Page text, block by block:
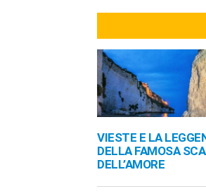
VIESTE E LA
DELLA FAMOSA
DELL’AMORE